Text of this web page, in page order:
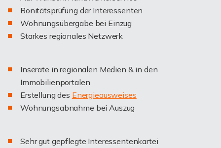
Bonitätsprüfung der Interessenten
Wohnungsübergabe bei Einzug
Starkes regionales Netzwerk
Inserate in regionalen Medien & in den
Immobilienportalen
Erstellung des Energieausweises
Wohnungsabnahme bei Auszug
Sehr gut gepflegte Interessentenkartei